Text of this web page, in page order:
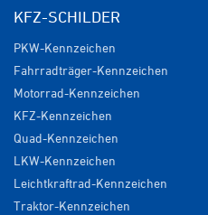
KFZ-SCHILDER
PKW-Kennzeichen
Fahrradträger-Kennzeichen
Motorrad-Kennzeichen
KFZ-Kennzeichen
Quad-Kennzeichen
LKW-Kennzeichen
Leichtkraftrad-Kennzeichen
Traktor-Kennzeichen